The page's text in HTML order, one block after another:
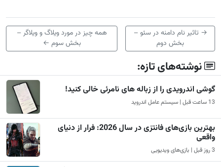
→ تاثیر نام دامنه در سئو –
بخش دوم
همه چیز در مورد ویلاگ و ویلاگر –
بخش سوم ←
نوشته‌های تازه:
گوشی اندرویدی را از زباله های نامرئی خالی کنید!
13 ساعت قبل | سیستم عامل اندروید
بهترین بازی‌های فانتزی در سال 2026: فرار از دنیای
واقعی
3 روز قبل | بازی‌های ویدیویی